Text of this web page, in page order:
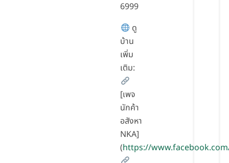
6999
ดู
บ้าน
เพิ่ม
เติม:
[เพจ
นักค้า
อสังหา
NKA]
(https://